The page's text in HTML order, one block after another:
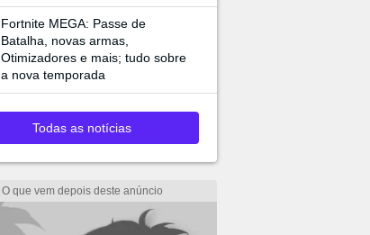
Fortnite MEGA: Passe de
Batalha, novas armas,
Otimizadores e mais; tudo sobre
a nova temporada
Todas as notícias